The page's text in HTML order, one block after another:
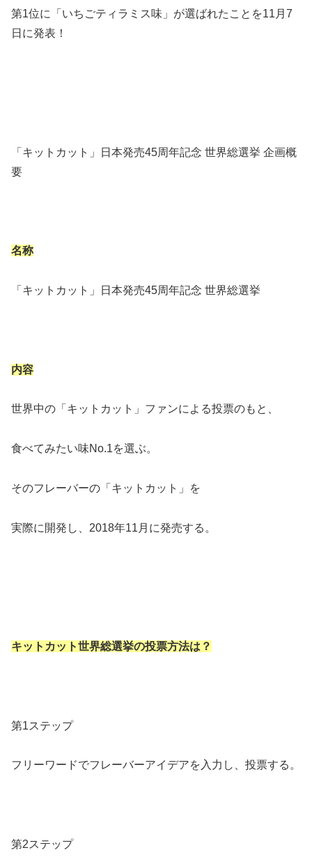
第1位に「いちごティラミス味」が選ばれたことを11月7
日に発表！
「キットカット」日本発売45周年記念 世界総選挙 企画概
要
名称
「キットカット」日本発売45周年記念 世界総選挙
内容
世界中の「キットカット」ファンによる投票のもと、
食べてみたい味No.1を選ぶ。
そのフレーバーの「キットカット」を
実際に開発し、2018年11月に発売する。
キットカット世界総選挙の投票方法は？
第1ステップ
フリーワードでフレーバーアイデアを入力し、投票する。
第2ステップ